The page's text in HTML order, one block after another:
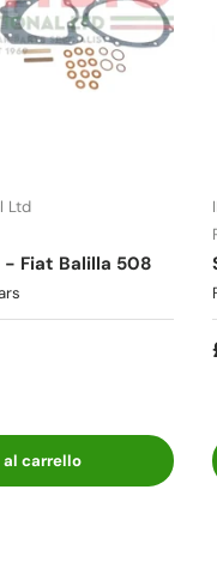
Ltd
- Fiat Balilla 508
al carrello